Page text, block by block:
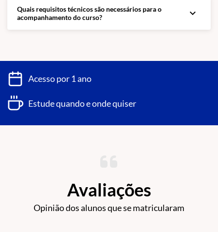
Quais requisitos técnicos são necessários para o
acompanhamento do curso?
expand_more
Acesso por 1 ano
Estude quando e onde quiser
Avaliações
Opinião dos alunos que se matricularam